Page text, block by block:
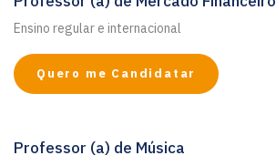
Ensino regular e internacional
Quero me Candidatar
Professor (a) de Música